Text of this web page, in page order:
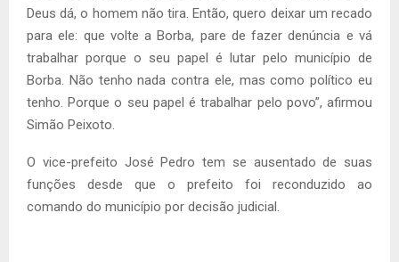
Deus dá, o homem não tira. Então, quero deixar um recado
para ele: que volte a Borba, pare de fazer denúncia e vá
trabalhar porque o seu papel é lutar pelo município de
Borba. Não tenho nada contra ele, mas como político eu
tenho. Porque o seu papel é trabalhar pelo povo”, afirmou
Simão Peixoto.
O vice-prefeito José Pedro tem se ausentado de suas
funções desde que o prefeito foi reconduzido ao
comando do município por decisão judicial.